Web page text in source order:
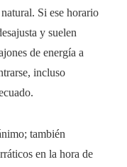
Si ese horario
y suelen
de energía a
incluso
también
en la hora de